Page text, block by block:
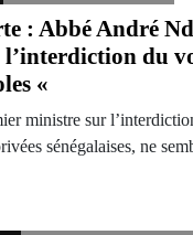
: Abbé André
l’interdiction du
«
ministre sur
sénégalaises, ne